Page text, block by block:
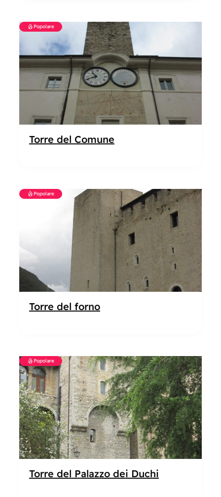
Popolare
Torre del Comune
Popolare
Torre del forno
Popolare
Torre del Palazzo dei Duchi